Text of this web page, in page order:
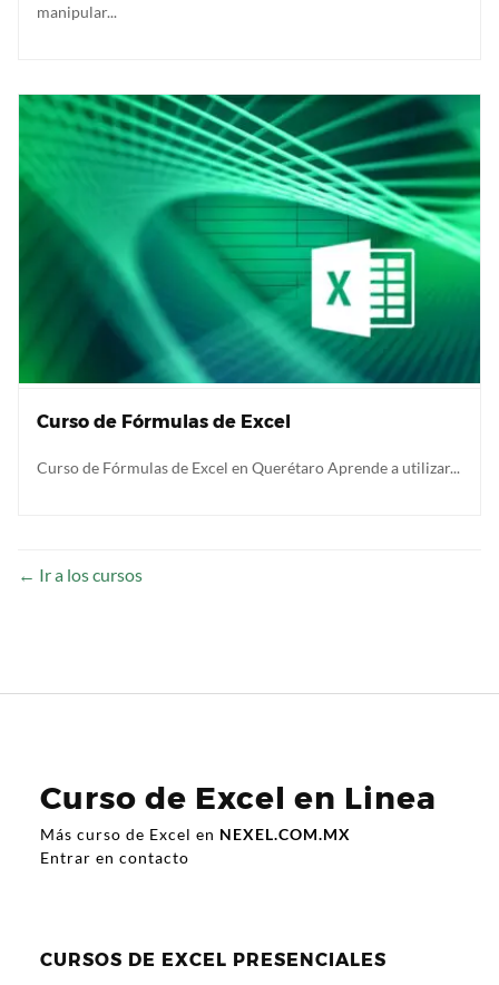
manipular...
Curso de Fórmulas de Excel
Curso de Fórmulas de Excel en Querétaro Aprende a utilizar...
Ir a los cursos
Curso de Excel en Linea
Más curso de Excel en NEXEL.COM.MX
Entrar en contacto
CURSOS DE EXCEL PRESENCIALES